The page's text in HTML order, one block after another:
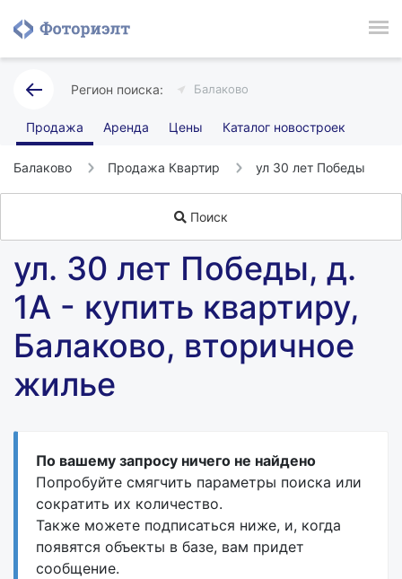
Балаково
Продажа Аренда Цены Каталог новостроек
Балаково Продажа Квартир ул 30 лет Победы
Поиск
ул. 30 лет Победы, д.
1А - купить квартиру,
Балаково, вторичное
жилье
По вашему запросу ничего не найдено
Попробуйте смягчить параметры поиска или
сократить их количество.
Также можете подписаться ниже, и, когда
появятся объекты в базе, вам придет
сообщение.